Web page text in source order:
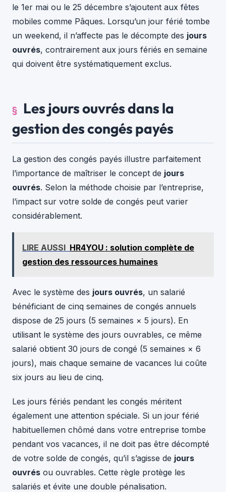
le 1er mai ou le 25 décembre s’ajoutent aux fêtes
mobiles comme Pâques. Lorsqu’un jour férié tombe
un weekend, il n’affecte pas le décompte des jours
ouvrés, contrairement aux jours fériés en semaine
qui doivent être systématiquement exclus.
Les jours ouvrés dans la
gestion des congés payés
La gestion des congés payés illustre parfaitement
l’importance de maîtriser le concept de jours
ouvrés. Selon la méthode choisie par l’entreprise,
l’impact sur votre solde de congés peut varier
considérablement.
LIRE AUSSI HR4YOU : solution complète de
gestion des ressources humaines
Avec le système des jours ouvrés, un salarié
bénéficiant de cinq semaines de congés annuels
dispose de 25 jours (5 semaines × 5 jours). En
utilisant le système des jours ouvrables, ce même
salarié obtient 30 jours de congé (5 semaines × 6
jours), mais chaque semaine de vacances lui coûte
six jours au lieu de cinq.
Les jours fériés pendant les congés méritent
également une attention spéciale. Si un jour férié
habituellemen chômé dans votre entreprise tombe
pendant vos vacances, il ne doit pas être décompté
de votre solde de congés, qu’il s’agisse de jours
ouvrés ou ouvrables. Cette règle protège les
salariés et évite une double pénalisation.